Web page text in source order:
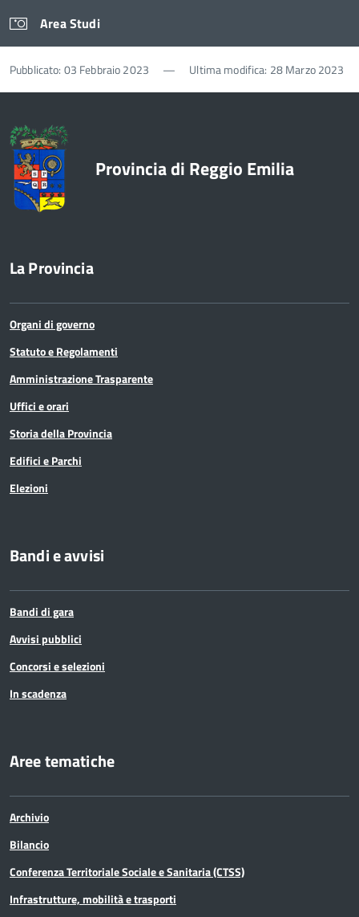
Area Studi
Pubblicato: 03 Febbraio 2023 — Ultima modifica: 28 Marzo 2023
Provincia di Reggio Emilia
La Provincia
Organi di governo
Statuto e Regolamenti
Amministrazione Trasparente
Uffici e orari
Storia della Provincia
Edifici e Parchi
Elezioni
Bandi e avvisi
Bandi di gara
Avvisi pubblici
Concorsi e selezioni
In scadenza
Aree tematiche
Archivio
Bilancio
Conferenza Territoriale Sociale e Sanitaria (CTSS)
Infrastrutture, mobilità e trasporti